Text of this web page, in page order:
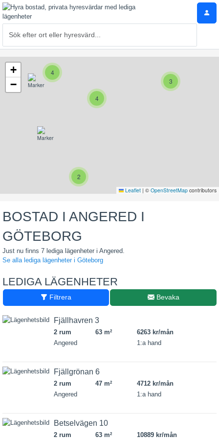
3
4
4
2
+
−
Leaflet | © OpenStreetMap contributors
BOSTAD I ANGERED I
GÖTEBORG
Just nu finns 7 lediga lägenheter i Angered.
Se alla lediga lägenheter i Göteborg
LEDIGA LÄGENHETER
Filtrera Bevaka
Fjällhavren 3
2 rum 63 m2
6263 kr/mån
Angered
1:a hand
Fjällgrönan 6
2 rum 47 m2
4712 kr/mån
Angered
1:a hand
Betselvägen 10
2 rum 63 m2
10889 kr/mån